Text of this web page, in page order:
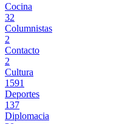
Cocina
32
Columnistas
2
Contacto
2
Cultura
1591
Deportes
137
Diplomacia